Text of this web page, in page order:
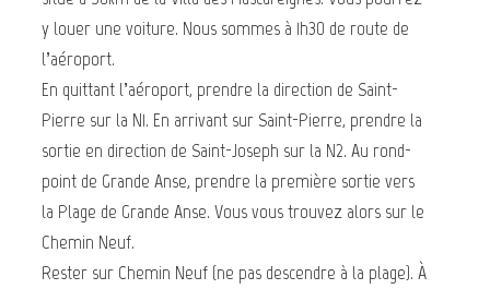
y louer une voiture. Nous sommes à 1h30 de route de
l’aéroport.
En quittant l’aéroport, prendre la direction de Saint-
Pierre sur la N1. En arrivant sur Saint-Pierre, prendre la
sortie en direction de Saint-Joseph sur la N2. Au rond-
point de Grande Anse, prendre la première sortie vers
la Plage de Grande Anse. Vous vous trouvez alors sur le
Chemin Neuf.
Rester sur Chemin Neuf (ne pas descendre à la plage). À